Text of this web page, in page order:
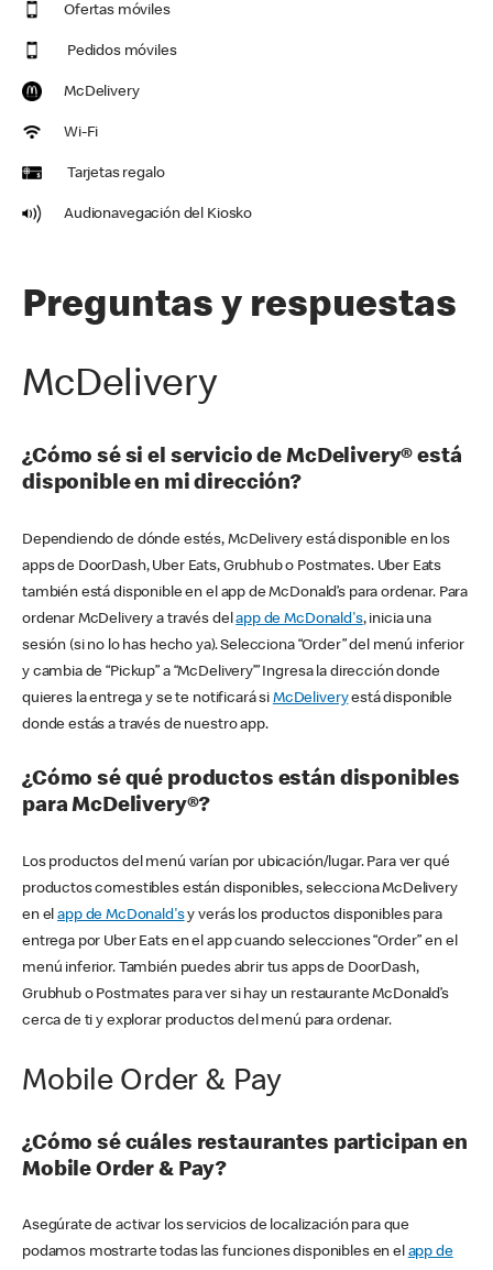
Ofertas móviles
Pedidos móviles
McDelivery
Wi-Fi
Tarjetas regalo
Audionavegación del Kiosko
Preguntas y respuestas
McDelivery
¿Cómo sé si el servicio de McDelivery® está
disponible en mi dirección?
Dependiendo de dónde estés, McDelivery está disponible en los
apps de DoorDash, Uber Eats, Grubhub o Postmates. Uber Eats
también está disponible en el app de McDonald’s para ordenar. Para
ordenar McDelivery a través delapp de McDonald's, inicia una
sesión (si no lo has hecho ya). Selecciona “Order” del menú inferior
y cambia de “Pickup” a “McDelivery’” Ingresa la dirección donde
quieres la entrega y se te notificará si McDeliveryestá disponible
donde estás a través de nuestro app.
¿Cómo sé qué productos están disponibles
para McDelivery®?
Los productos del menú varían por ubicación/lugar. Para ver qué
productos comestibles están disponibles, selecciona McDelivery
en elapp de McDonald'sy verás los productos disponibles para
entrega por Uber Eats en el app cuando selecciones “Order” en el
menú inferior. También puedes abrir tus apps de DoorDash,
Grubhub o Postmates para ver si hay un restaurante McDonald’s
cerca de ti y explorar productos del menú para ordenar.
Mobile Order & Pay
¿Cómo sé cuáles restaurantes participan en
Mobile Order & Pay?
Asegúrate de activar los servicios de localización para que
podamos mostrarte todas las funciones disponibles en el app de